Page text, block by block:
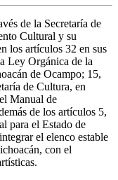
de la Secretaría de
Cultural y su
los artículos 32 en sus
Orgánica de la
de Ocampo; 15,
de Cultura, en
Manual de
de los artículos 5,
para el Estado de
el elenco estable
con el